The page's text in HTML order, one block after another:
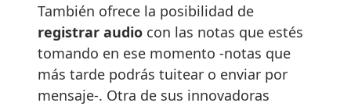
También ofrece la posibilidad de
registrar audio con las notas que estés
tomando en ese momento -notas que
más tarde podrás tuitear o enviar por
mensaje-. Otra de sus innovadoras